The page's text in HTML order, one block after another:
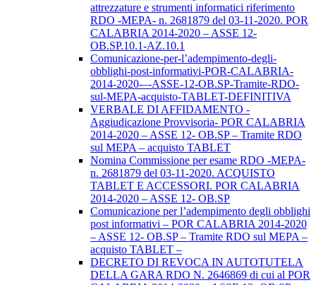
attrezzature e strumenti informatici riferimento
RDO -MEPA- n. 2681879 del 03-11-2020. POR
CALABRIA 2014-2020 – ASSE 12-
OB.SP.10.1-AZ.10.1
Comunicazione-per-l’adempimento-degli-
obblighi-post-informativi-POR-CALABRIA-
2014-2020-–-ASSE-12-OB.SP-Tramite-RDO-
sul-MEPA-acquisto-TABLET-DEFINITIVA
VERBALE DI AFFIDAMENTO -
Aggiudicazione Provvisoria- POR CALABRIA
2014-2020 – ASSE 12- OB.SP – Tramite RDO
sul MEPA – acquisto TABLET
Nomina Commissione per esame RDO -MEPA-
n. 2681879 del 03-11-2020. ACQUISTO
TABLET E ACCESSORI. POR CALABRIA
2014-2020 – ASSE 12- OB.SP
Comunicazione per l’adempimento degli obblighi
post informativi – POR CALABRIA 2014-2020
– ASSE 12- OB.SP – Tramite RDO sul MEPA –
acquisto TABLET –
DECRETO DI REVOCA IN AUTOTUTELA
DELLA GARA RDO N. 2646869 di cui al POR